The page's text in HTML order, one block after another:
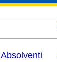
Absolventi